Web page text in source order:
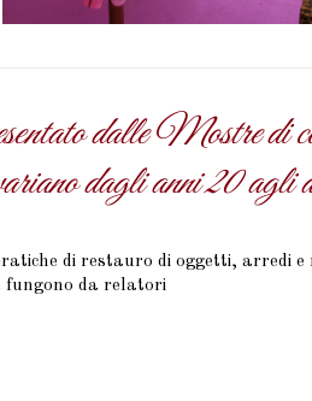
dalle Mostre
dagli anni 20 agli
di restauro di oggetti, arredi
fungono da relatori